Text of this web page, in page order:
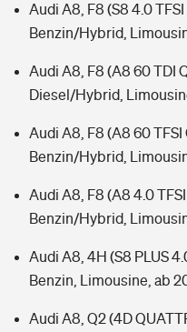
Audi A8, F8 (S8 4.0
Benzin/Hybrid,
Audi A8, F8 (A8 60 TDI
Diesel/Hybrid,
Audi A8, F8 (A8 60 TFSI
Benzin/Hybrid,
Audi A8, F8 (A8 4.0
Benzin/Hybrid,
Audi A8, 4H (S8 PLUS
Benzin, Limousine, ab
Audi A8, Q2 (4D